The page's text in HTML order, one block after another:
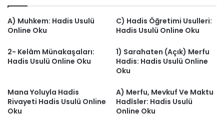
A) Muhkem: Hadis Usulü
Online Oku
C) Hadis Öğretimi Usulleri:
Hadis Usulü Online Oku
2- Kelâm Münakaşaları:
Hadis Usulü Online Oku
1) Sarahaten (Açık) Merfu
Hadis: Hadis Usulü Online
Oku
Mana Yoluyla Hadis
Rivayeti Hadis Usulü Online
Oku
A) Merfu, Mevkuf Ve Maktu
Hadîsler: Hadis Usulü
Online Oku